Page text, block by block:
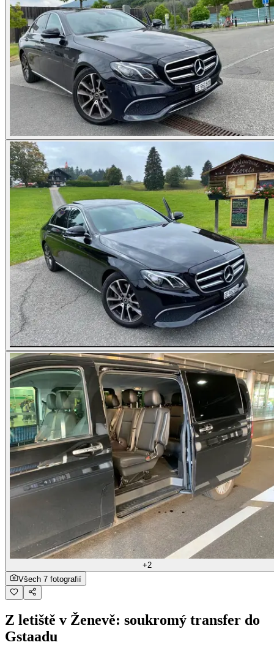
+2
Všech 7 fotografií
Z letiště v Ženevě: soukromý transfer do
Gstaadu